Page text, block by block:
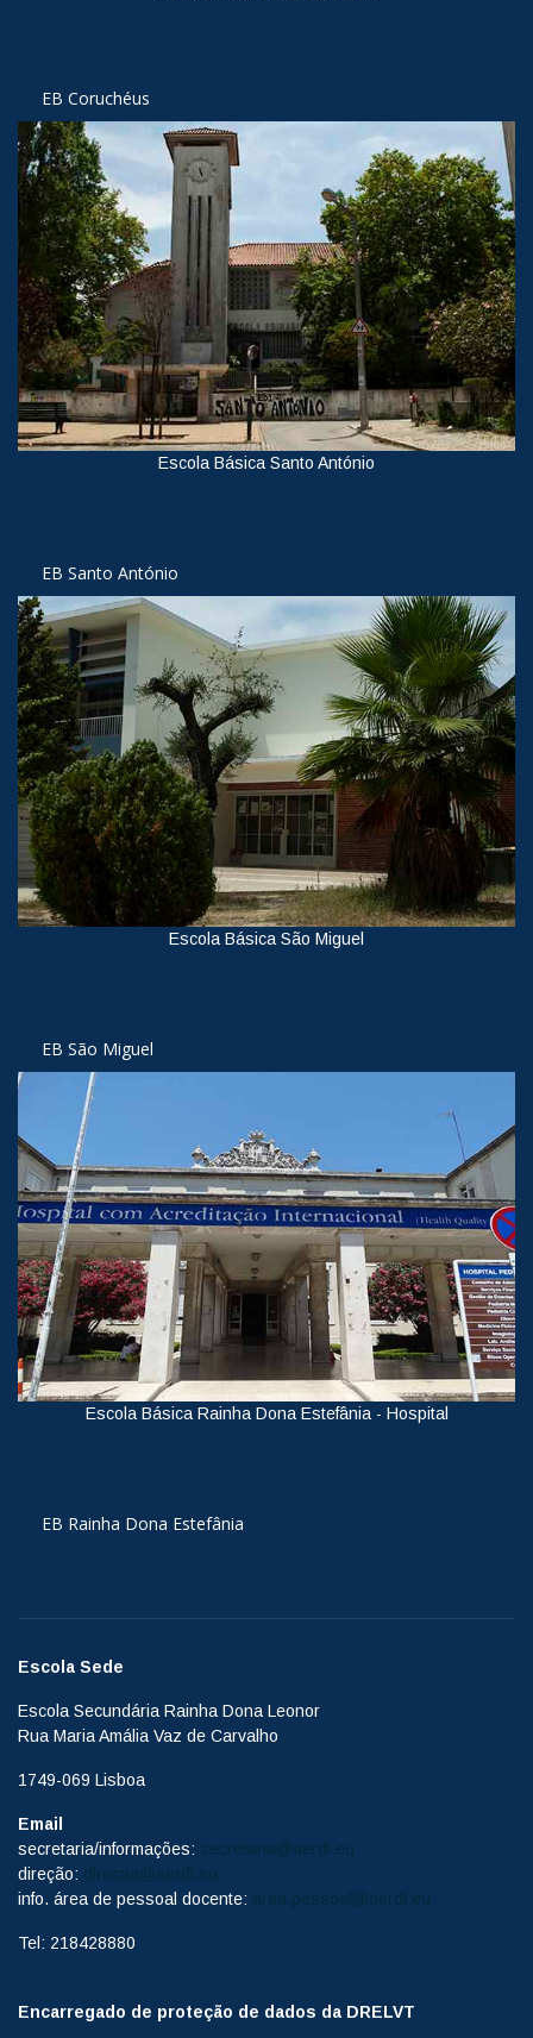
EB Coruchéus
Escola Básica Santo António
EB Santo António
Escola Básica São Miguel
EB São Miguel
Escola Básica Rainha Dona Estefânia - Hospital
EB Rainha Dona Estefânia
Escola Sede
Escola Secundária Rainha Dona Leonor
Rua Maria Amália Vaz de Carvalho
1749-069 Lisboa
Email
secretaria/informações: secretaria@aerdl.eu
direção: direcao@aerdl.eu
info. área de pessoal docente: area.pessoal@aerdl.eu
Tel: 218428880
Encarregado de proteção de dados da DRELVT